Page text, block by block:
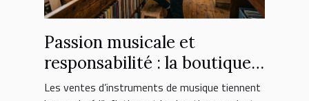
Passion musicale et
responsabilité : la boutique
face aux nouveaux
Les ventes d’instruments de musique tiennent